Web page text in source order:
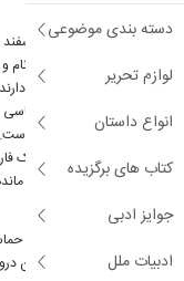
دسته بندی موضوعی
لوازم تحریر
انواع داستان
کتاب های برگزیده
جوایز ادبی
ادبیات ملل
موسیقی‌پژوه ایرانی بود.
اشعار او زمینهٔ اجتماعی
همچنین دارای لحن حماسی
بردارندهٔ ترکیبات نو و تازه است.
اخوان ثالث در شعر کلاسیک
در هر دو سبک به جای
موسیقایی بود.
چیره‌دستی اخوان در شعر
می‌گیرد و جنبه‌هایی از این